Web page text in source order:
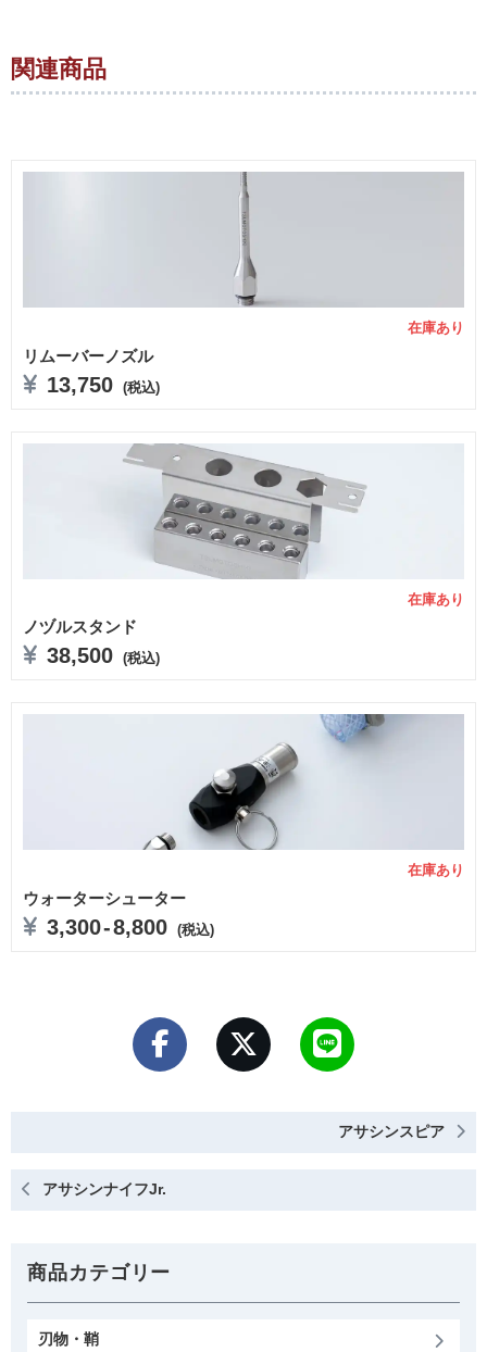
関連商品
在庫あり
リムーバーノズル
13,750 (税込)
在庫あり
ノヅルスタンド
38,500 (税込)
在庫あり
ウォーターシューター
3,300-8,800 (税込)
アサシンスピア
アサシンナイフJr.
商品カテゴリー
刃物・鞘